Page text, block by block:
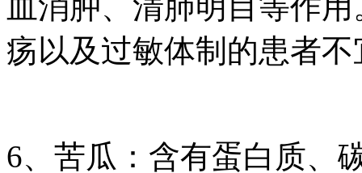
疡以及过敏体制的患者
6、苦瓜：含有蛋白质、